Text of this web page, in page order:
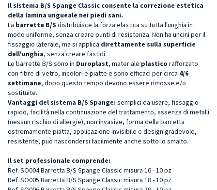
Il sistema B/S Spange Classic consente la correzione estetica
della lamina ungueale nei piedi sani.
La barretta B/S distribuisce la forza elastica su tutta l'unghia in
modo uniforme, senza creare punti di resistenza. Non ha uncini per il
fissaggio laterale, ma si applica direttamente sulla superficie
dell'unghia, senza creare fastidi.
Le barrette B/S sono in Duroplast, materiale plastico rafforzato
con fibre di vetro, incolori e piatte e sono efficaci per circa 4/6
settimane, dopo questo tempo devono essere rimosse e/o
sostituite.
Vantaggi del sistema B/S Spange: semplici da usare, fissaggio
rapido, facilità nella continuazione del trattamento, assenza di metalli
(nessun rischio di allergie), non invasive, forma della barretta
estremamente piatta, applicazione invisibile e design gradevole,
resistente, può nascondersi facilmente anche sotto lo smalto.
Il set professionale comprende:
Ref. SO004 Barretta B/S Spange Classic misura 16 - 10 pz
Ref. SO005 Barretta B/S Spange Classic misura 18 - 10 pz